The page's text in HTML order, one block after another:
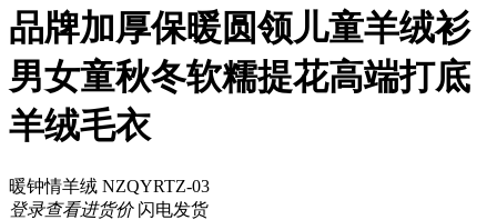
品牌加厚保暖圆领儿童羊绒衫
男女童秋冬软糯提花高端打底
羊绒毛衣
暖钟情羊绒 NZQYRTZ-03
登录查看进货价 闪电发货